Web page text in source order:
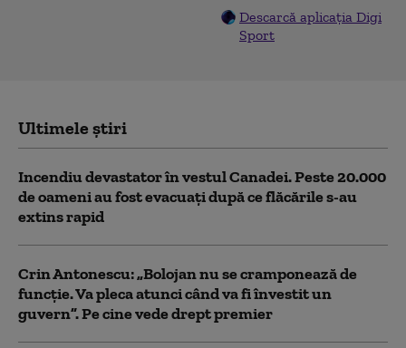
Descarcă aplicația Digi
Sport
Ultimele știri
Incendiu devastator în vestul Canadei. Peste 20.000
de oameni au fost evacuați după ce flăcările s-au
extins rapid
Crin Antonescu: „Bolojan nu se cramponează de
funcție. Va pleca atunci când va fi învestit un
guvern”. Pe cine vede drept premier